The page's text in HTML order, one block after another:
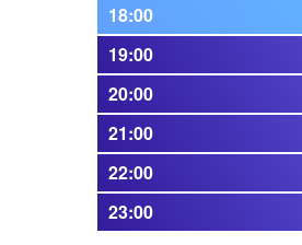
18:00
19:00
20:00
21:00
22:00
23:00